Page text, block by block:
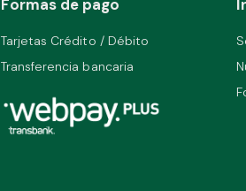
Formas de pago
Tarjetas Crédito / Débito
Transferencia bancaria